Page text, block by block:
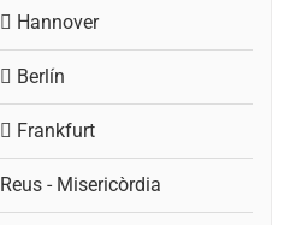
Hannover
Berlín
Frankfurt
Reus - Misericòrdia